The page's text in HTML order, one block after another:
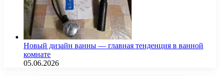
Новый дизайн ванны — главная тенденция в ванной
комнате
05.06.2026